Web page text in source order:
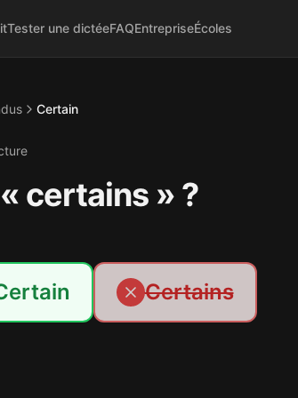
Tester une dictéeFAQEntrepriseÉcoles
Certain
certains » ?
Certains